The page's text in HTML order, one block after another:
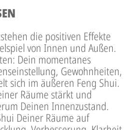
die positiven Effekte
von Innen und Außen.
Dein momentanes
Gewohnheiten,
sich im äußeren Feng Shui.
Räume stärkt und
Deinen Innenzustand.
Deiner Räume auf